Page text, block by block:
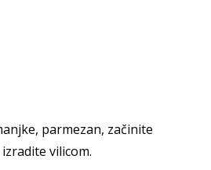
parmezan, začinite
vilicom.